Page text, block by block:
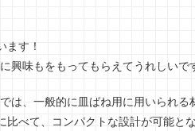
ます！
興味もをもってもらえてうれしいで
は、一般的に皿ばね用に用いられる
比べて、コンパクトな設計が可能と